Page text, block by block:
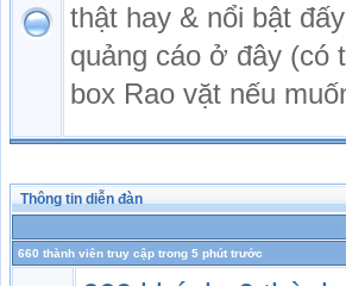
thật hay & nổi bật
quảng cáo ở đây (có
box Rao vặt nếu
Thông tin diễn đàn
660 thành viên truy cập trong 5 phút trước